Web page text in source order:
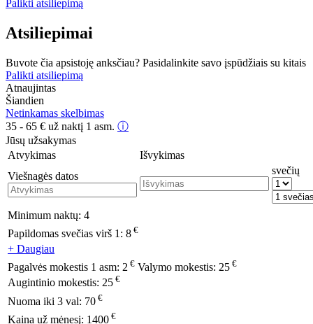
Palikti atsiliepimą
Atsiliepimai
Buvote čia apsistoję anksčiau? Pasidalinkite savo įspūdžiais su kitais
Palikti atsiliepimą
Atnaujintas
Šiandien
Netinkamas skelbimas
35 - 65 € už naktį 1 asm. ⓘ
Jūsų užsakymas
Atvykimas
Išvykimas
Viešnagės datos
svečių
Minimum naktų: 4
Papildomas svečias virš 1: 8 €
+ Daugiau
Pagalvės mokestis 1 asm: 2 € Valymo mokestis: 25 €
Augintinio mokestis: 25 €
Nuoma iki 3 val: 70 €
Kaina už mėnesį: 1400 €